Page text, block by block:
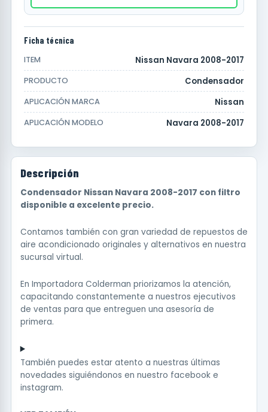
Ficha técnica
ITEM Nissan Navara 2008-2017
PRODUCTO Condensador
APLICACIÓN MARCA Nissan
APLICACIÓN MODELO Navara 2008-2017
Descripción
Condensador Nissan Navara 2008-2017 con filtro
disponible a excelente precio.
Contamos también con gran variedad de repuestos de
aire acondicionado originales y alternativos en nuestra
sucursal virtual.
En Importadora Colderman priorizamos la atención,
capacitando constantemente a nuestros ejecutivos
de ventas para que entreguen una asesoría de
primera.
También puedes estar atento a nuestras últimas
novedades siguiéndonos en nuestro facebooke
instagram.